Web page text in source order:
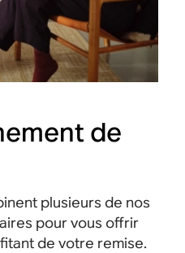
de
plusieurs de nos
pour vous offrir
de votre remise.